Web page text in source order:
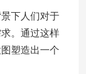
下人们对于
。通过这样
塑造出一个